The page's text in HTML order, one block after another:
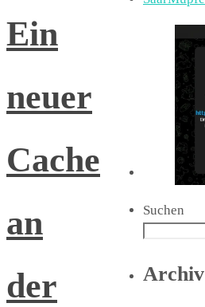
Ein
neuer
Cache
an
der
Suchen
Archiv